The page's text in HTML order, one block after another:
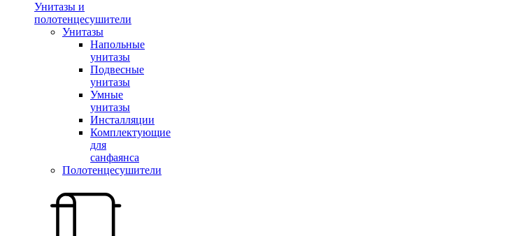
Унитазы и
полотенцесушители
Унитазы
Напольные
унитазы
Подвесные
унитазы
Умные
унитазы
Инсталляции
Комплектующие
для
санфаянса
Полотенцесушители